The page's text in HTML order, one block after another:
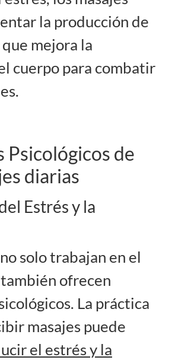
la producción de
que mejora la
cuerpo para combatir
Psicológicos de
diarias
Estrés y la
solo trabajan en el
ofrecen
La práctica
masajes puede
el estrés y la